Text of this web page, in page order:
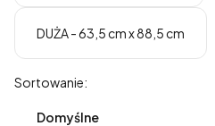
DUŻA - 63,5 cm x 88,5 cm
Lista
Sortowanie:
Domyślne